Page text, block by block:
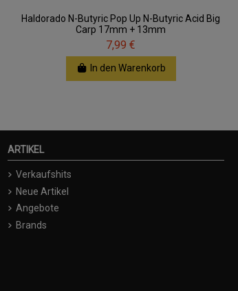
Haldorado N-Butyric Pop Up N-Butyric Acid Big
Carp 17mm + 13mm
7,99 €
In den Warenkorb
ARTIKEL
Verkaufshits
Neue Artikel
Angebote
Brands